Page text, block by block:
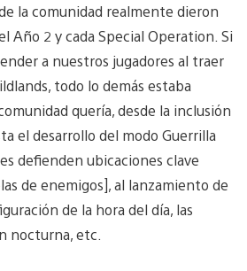
la comunidad realmente dieron
Año 2 y cada Special Operation. Si
a nuestros jugadores al traer
todo lo demás estaba
quería, desde la inclusión
el desarrollo del modo Guerrilla
defienden ubicaciones clave
de enemigos], al lanzamiento de
de la hora del día, las
nocturna, etc.